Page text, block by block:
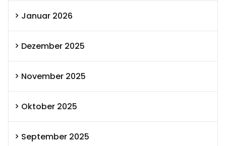
Januar 2026
Dezember 2025
November 2025
Oktober 2025
September 2025